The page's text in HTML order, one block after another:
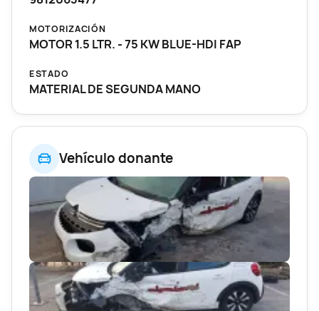
Vehículo donante
MOTORIZACIÓN
MOTOR 1.5 LTR. - 75 KW BLUE-HDI FAP
ESTADO
MATERIAL DE SEGUNDA MANO